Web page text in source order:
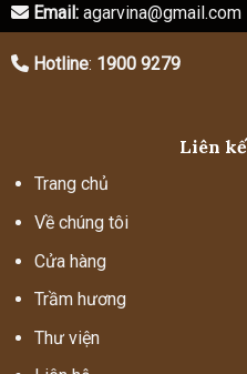
Email: agarvina@gmail.com
Hotline: 1900 9279
Liên
Trang chủ
Về chúng tôi
Cửa hàng
Trầm hương
Thư viện